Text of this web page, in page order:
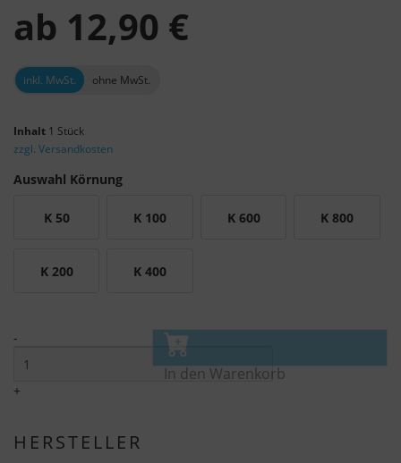
ab 12,90 €
inkl. MwSt. ohne MwSt.
Inhalt 1 Stück
zzgl. Versandkosten
Auswahl Körnung
K 50 K 100 K 600 K 800
K 200 K 400
-
+
In den Warenkorb
HERSTELLER